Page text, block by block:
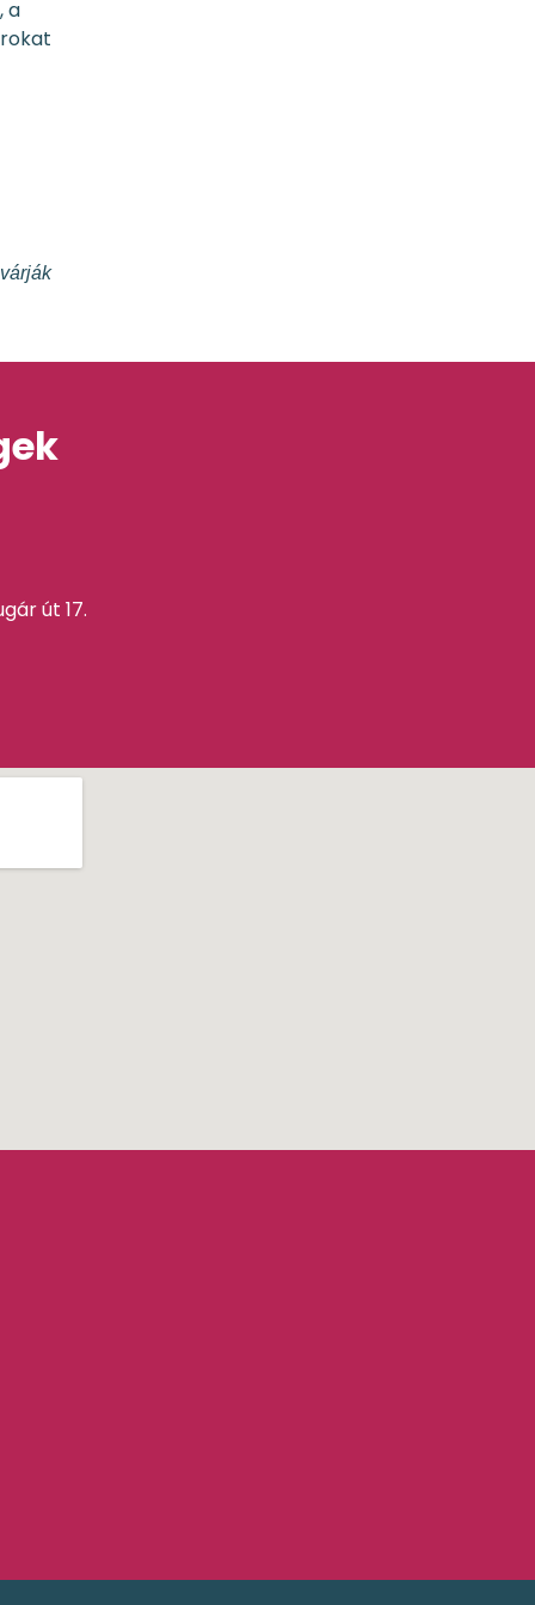
a
út 17.